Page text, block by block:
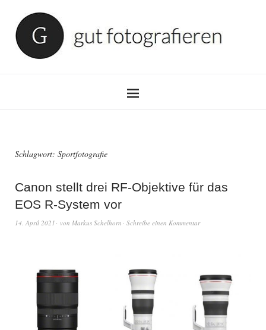
Schlagwort: Sportfotografie
Canon stellt drei RF-Objektive für das
EOS R-System vor
14. April 2021 von Markus Schelhorn Schreibe einen Kommentar